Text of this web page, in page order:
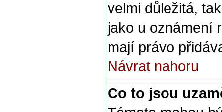
velmi důležitá,
jako u oznámení
mají právo
Návrat nahoru
Co to jsou